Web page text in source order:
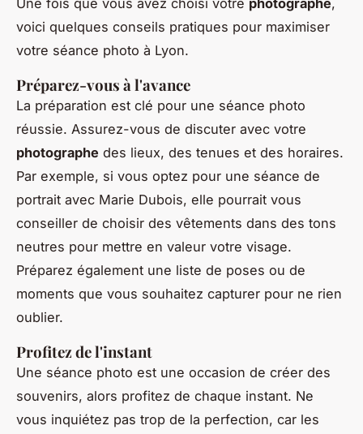
Une fois que vous avez choisi votre photographe,
voici quelques conseils pratiques pour maximiser
votre séance photo à Lyon.
Préparez-vous à l'avance
La préparation est clé pour une séance photo
réussie. Assurez-vous de discuter avec votre
photographe des lieux, des tenues et des horaires.
Par exemple, si vous optez pour une séance de
portrait avec Marie Dubois, elle pourrait vous
conseiller de choisir des vêtements dans des tons
neutres pour mettre en valeur votre visage.
Préparez également une liste de poses ou de
moments que vous souhaitez capturer pour ne rien
oublier.
Profitez de l'instant
Une séance photo est une occasion de créer des
souvenirs, alors profitez de chaque instant. Ne
vous inquiétez pas trop de la perfection, car les